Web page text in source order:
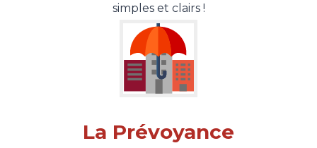
simples et clairs !
La Prévoyance